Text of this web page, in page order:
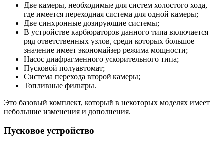
Две камеры, необходимые для систем холостого хода,
где имеется переходная система для одной камеры;
Две синхронные дозирующие системы;
В устройстве карбюраторов данного типа включается
ряд ответственных узлов, среди которых большое
значение имеет экономайзер режима мощности;
Насос диафрагменного ускорительного типа;
Пусковой полуавтомат;
Система перехода второй камеры;
Топливные фильтры.
Это базовый комплект, который в некоторых моделях имеет
небольшие изменения и дополнения.
Пусковое устройство